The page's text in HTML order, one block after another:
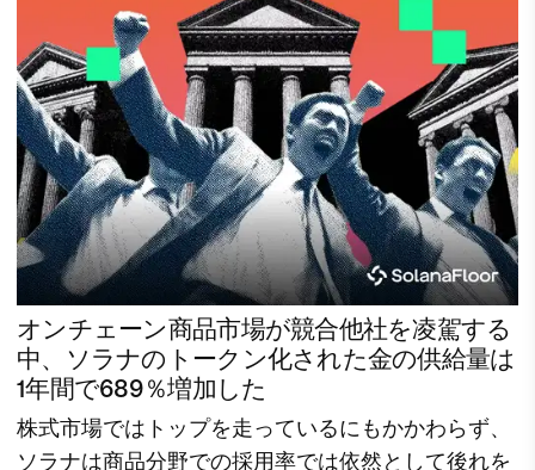
オンチェーン商品市場が競合他社を凌駕する
中、ソラナのトークン化された金の供給量は
1年間で689％増加した
株式市場ではトップを走っているにもかかわらず、
ソラナは商品分野での採用率では依然として後れを